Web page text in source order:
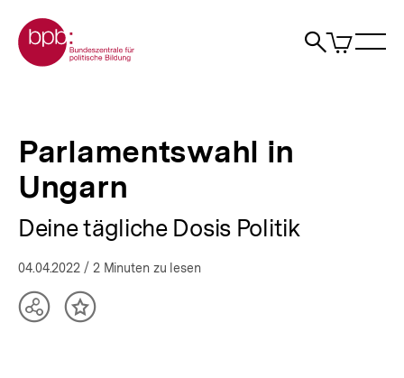
zum
Seiteninhalt
springen
Zur Startseite der bpb
Suche
Artikel
im
bpb.de
Parlamentswahl in
Ungarn
Deine tägliche Dosis Politik
04.04.2022 / 2 Minuten zu lesen
TeilenInhalt